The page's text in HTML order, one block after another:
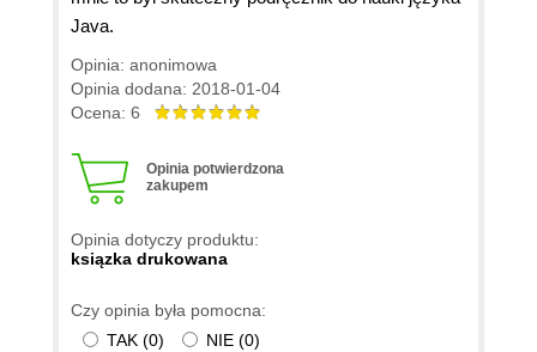
Java.
Opinia: anonimowa
Opinia dodana: 2018-01-04
Ocena: 6
Opinia potwierdzona
zakupem
Opinia dotyczy produktu:
ksiązka drukowana
Czy opinia była pomocna:
TAK (0) NIE (0)